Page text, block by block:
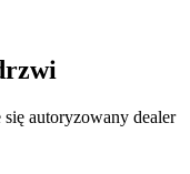
autoryzowany dealer